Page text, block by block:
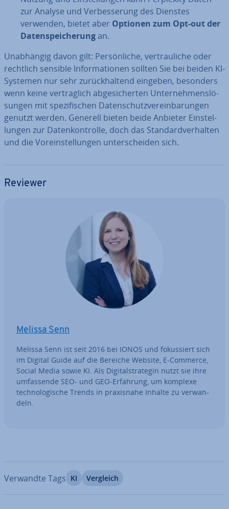
zur Analyse und Ver­bes­se­rung des Dienstes
verwenden, bietet aber Optionen zum Opt-out der
Da­ten­spei­che­rungan.
Un­ab­hän­gig davon gilt: Per­sön­li­che, ver­trau­li­che oder
rechtlich sensible In­for­ma­tio­nen sollten Sie bei beiden KI-
Systemen nur sehr zu­rück­hal­tend eingeben, besonders
wenn keine ver­trag­lich ab­ge­si­cher­ten Un­ter­neh­mens­lö­
sun­gen mit spe­zi­fi­schen Da­ten­schutz­ver­ein­ba­run­gen
genutzt werden. Generell bieten beide Anbieter Ein­stel­
lun­gen zur Da­ten­kon­trol­le, doch das Stan­dard­ver­hal­ten
und die Vor­ein­stel­lun­gen un­ter­schei­den sich.
Reviewer
Melissa Senn
Melissa Senn ist seit 2016 bei IONOS und fo­kus­siert sich
im Digital Guide auf die Bereiche Website, E-Commerce,
Social Media sowie KI. Als Di­gi­tal­stra­te­gin nutzt sie ihre
um­fas­sen­de SEO- und GEO-Erfahrung, um komplexe
tech­no­lo­gi­sche Trends in pra­xis­na­he Inhalte zu ver­wan­
deln.
Verwandte Tags KI Vergleich